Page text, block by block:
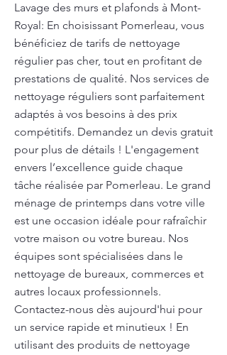
Lavage des murs et plafonds à Mont-
Royal: En choisissant Pomerleau, vous
bénéficiez de tarifs de nettoyage
régulier pas cher, tout en profitant de
prestations de qualité. Nos services de
nettoyage réguliers sont parfaitement
adaptés à vos besoins à des prix
compétitifs. Demandez un devis gratuit
pour plus de détails ! L'engagement
envers l’excellence guide chaque
tâche réalisée par Pomerleau. Le grand
ménage de printemps dans votre ville
est une occasion idéale pour rafraîchir
votre maison ou votre bureau. Nos
équipes sont spécialisées dans le
nettoyage de bureaux, commerces et
autres locaux professionnels.
Contactez-nous dès aujourd'hui pour
un service rapide et minutieux ! En
utilisant des produits de nettoyage